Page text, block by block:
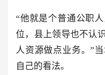
“他就是个普通公职
位，县上领导也不认
人资源做点业务。”
自己的看法。